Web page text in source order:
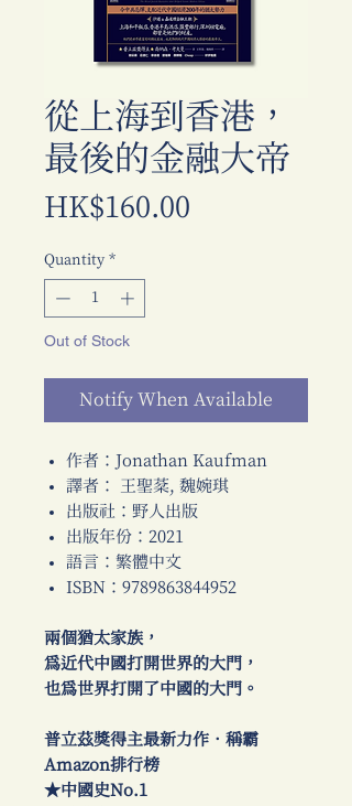
從上海到香港，
最後的金融大帝
HK$160.00
Quantity *
Out of Stock
Notify When Available
作者：Jonathan Kaufman
譯者： 王聖棻, 魏婉琪
出版社：野人出版
出版年份：2021
語言：繁體中文
ISBN：9789863844952
兩個猶太家族，
為近代中國打開世界的大門，
也為世界打開了中國的大門。
普立茲獎得主最新力作．稱霸
Amazon排行榜
★中國史No.1